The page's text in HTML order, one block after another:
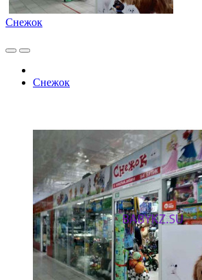
Снежок
Снежок